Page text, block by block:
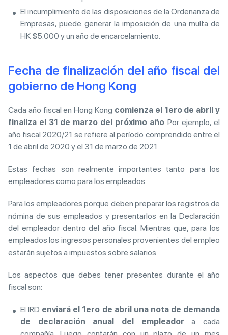
El incumplimiento de las disposiciones de la Ordenanza de
Empresas, puede generar la imposición de una multa de
HK $5.000 y un año de encarcelamiento.
Fecha de finalización del año fiscal del
gobierno de Hong Kong
Cada año fiscal en Hong Kong comienza el 1ero de abril y
finaliza el 31 de marzo del próximo año. Por ejemplo, el
año fiscal 2020/21 se refiere al período comprendido entre el
1 de abril de 2020 y el 31 de marzo de 2021.
Estas fechas son realmente importantes tanto para los
empleadores como para los empleados.
Para los empleadores porque deben preparar los registros de
nómina de sus empleados y presentarlos en la Declaración
del empleador dentro del año fiscal. Mientras que, para los
empleados los ingresos personales provenientes del empleo
estarán sujetos a impuestos sobre salarios.
Los aspectos que debes tener presentes durante el año
fiscal son:
El IRD enviará el 1ero de abril una nota de demanda
de declaración anual del empleador a cada